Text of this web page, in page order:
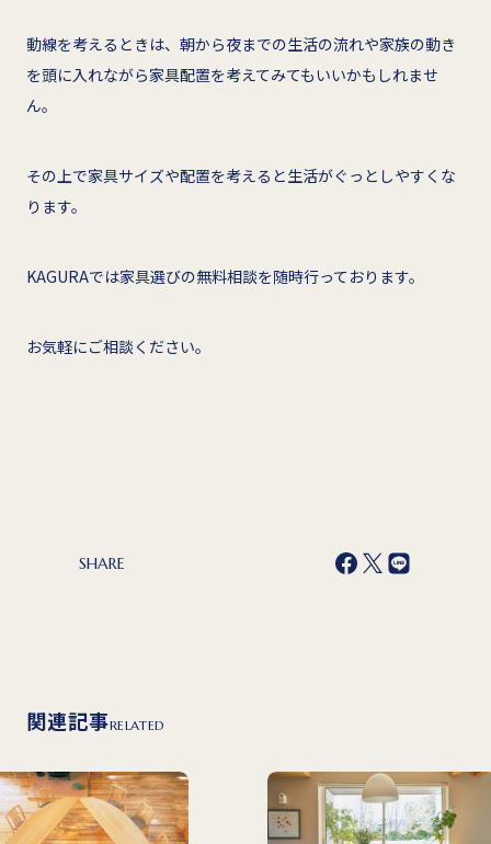
動線を考えるときは、朝から夜までの生活の流れや家族の動き
を頭に入れながら家具配置を考えてみてもいいかもしれませ
ん。
その上で家具サイズや配置を考えると生活がぐっとしやすくな
ります。
KAGURAでは家具選びの無料相談を随時行っております。
お気軽にご相談ください。
SHARE
関連記事RELATED